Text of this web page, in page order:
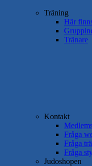
Träning
Här
Tränare
Kontakt
Fråga
Fråga
Fråga
Judoshopen